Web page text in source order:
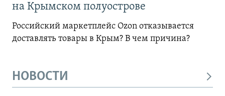
на Крымском полуострове
Российский маркетплейс Ozon отказывается
доставлять товары в Крым? В чем причина?
НОВОСТИ